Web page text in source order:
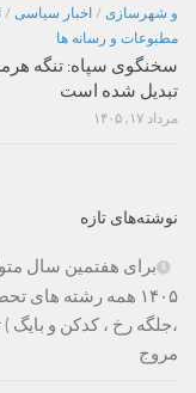
و شهرسازی / اخبار سیاسی /
مطبوعات و رسانه ها
سخنگوی سپاه: تنگه
تبدیل شده است
مرداد ۱۷, ۱۴۰۵
نوشته‌های تازه
برای هفتمین سال
۱۴۰۵ همه رشته
،جلگه رخ ، کدکن و
مروج